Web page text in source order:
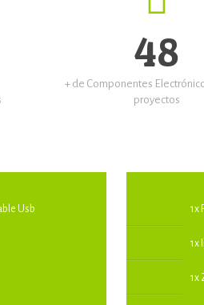
48
+ de Componentes
proyectos
Usb 1x
1x
1x